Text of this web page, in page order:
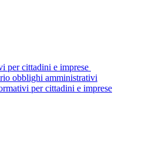
per cittadini e imprese
obblighi amministrativi
per cittadini e imprese